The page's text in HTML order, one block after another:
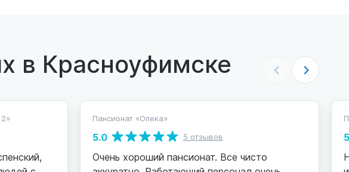
в Красноуфимске
Пансионат «Опека»
5.0 5 отзывов
Очень хороший пансионат. Все чисто